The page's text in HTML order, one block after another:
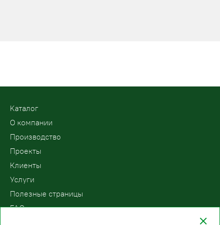
Kаталог
О компании
Производство
Проекты
Клиенты
Услуги
Полезные страницы
FAQ